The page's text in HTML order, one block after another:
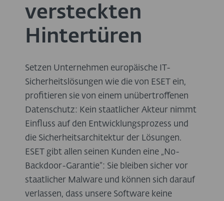
versteckten
Hintertüren
Setzen Unternehmen europäische IT-
Sicherheitslösungen wie die von ESET ein,
profitieren sie von einem unübertroffenen
Datenschutz: Kein staatlicher Akteur nimmt
Einfluss auf den Entwicklungsprozess und
die Sicherheitsarchitektur der Lösungen.
ESET gibt allen seinen Kunden eine „No-
Backdoor-Garantie“: Sie bleiben sicher vor
staatlicher Malware und können sich darauf
verlassen, dass unsere Software keine